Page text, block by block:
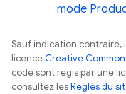
mode
Sauf indication contraire,
licenceCreative
code sont régis par une
consultez lesRègles du